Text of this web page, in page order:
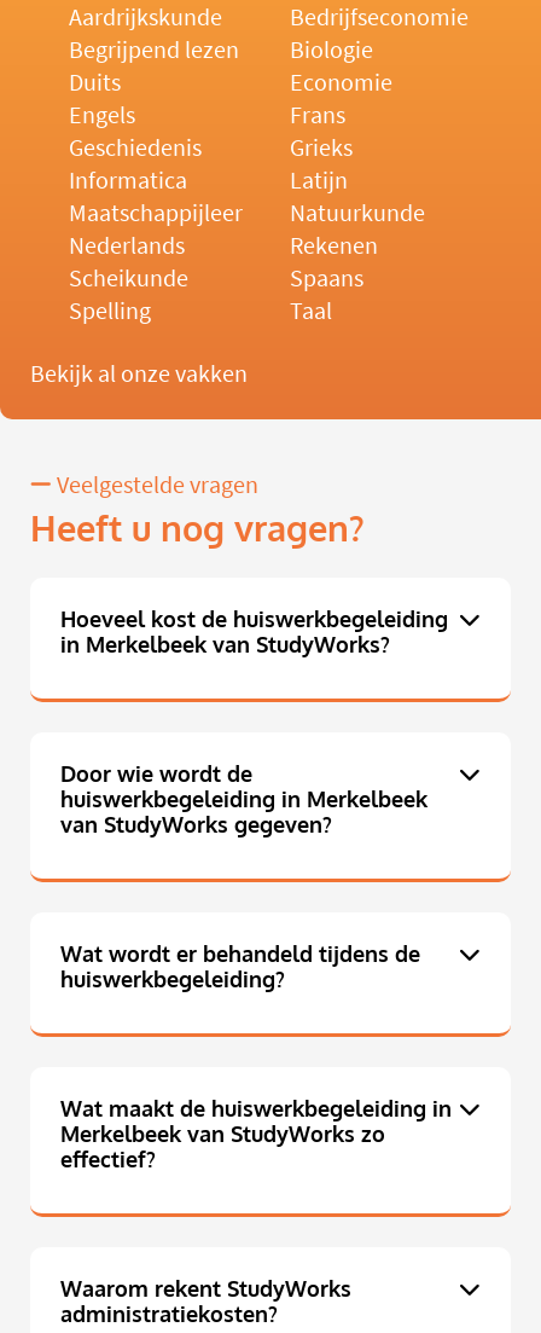
Aardrijkskunde
Bedrijfseconomie
Begrijpend lezen
Biologie
Duits
Economie
Engels
Frans
Geschiedenis
Grieks
Informatica
Latijn
Maatschappijleer
Natuurkunde
Nederlands
Rekenen
Scheikunde
Spaans
Spelling
Taal
Bekijk al onze vakken
Veelgestelde vragen
Heeft u nog vragen?
Hoeveel kost de huiswerkbegeleiding
in Merkelbeek van StudyWorks?
Door wie wordt de
huiswerkbegeleiding in Merkelbeek
van StudyWorks gegeven?
Wat wordt er behandeld tijdens de
huiswerkbegeleiding?
Wat maakt de huiswerkbegeleiding in
Merkelbeek van StudyWorks zo
effectief?
Waarom rekent StudyWorks
administratiekosten?